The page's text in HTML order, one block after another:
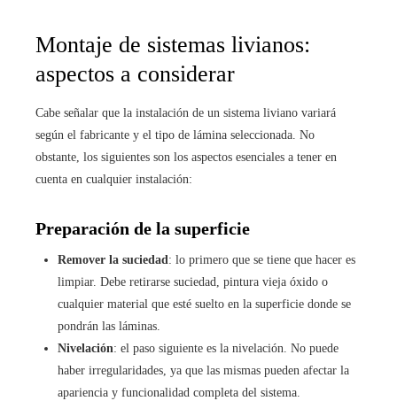
Montaje de sistemas livianos:
aspectos a considerar
Cabe señalar que la instalación de un sistema liviano variará
según el fabricante y el tipo de lámina seleccionada. No
obstante, los siguientes son los aspectos esenciales a tener en
cuenta en cualquier instalación:
Preparación de la superficie
Remover la suciedad: lo primero que se tiene que hacer es
limpiar. Debe retirarse suciedad, pintura vieja óxido o
cualquier material que esté suelto en la superficie donde se
pondrán las láminas.
Nivelación: el paso siguiente es la nivelación. No puede
haber irregularidades, ya que las mismas pueden afectar la
apariencia y funcionalidad completa del sistema.